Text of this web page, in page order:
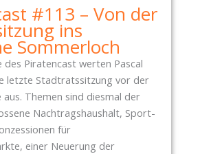
#113 – Von der
ins
Sommerloch
des Piratencast werten Pascal
letzte Stadtratssitzung vor der
aus. Themen sind diesmal der
Nachtragshaushalt, Sport-
für
einer Neuerung der